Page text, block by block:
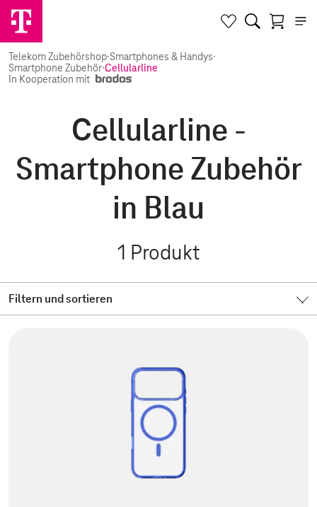
Telekom Zubehörshop·Smartphones & Handys·
Smartphone Zubehör·Cellularline
In Kooperation mit
Cellularline -
Smartphone Zubehör
in Blau
1 Produkt
Filtern und sortieren